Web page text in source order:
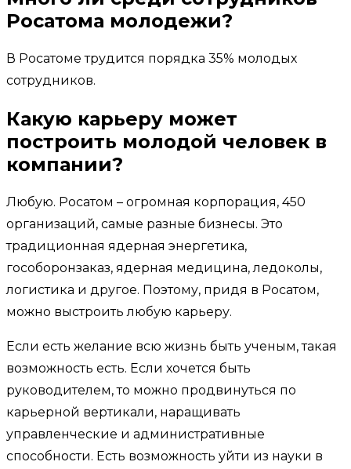
Росатома молодежи?
В Росатоме трудится порядка 35% молодых
сотрудников.
Какую карьеру может
построить молодой человек в
компании?
Любую. Росатом – огромная корпорация, 450
организаций, самые разные бизнесы. Это
традиционная ядерная энергетика,
гособоронзаказ, ядерная медицина, ледоколы,
логистика и другое. Поэтому, придя в Росатом,
можно выстроить любую карьеру.
Если есть желание всю жизнь быть ученым, такая
возможность есть. Если хочется быть
руководителем, то можно продвинуться по
карьерной вертикали, наращивать
управленческие и административные
способности. Есть возможность уйти из науки в